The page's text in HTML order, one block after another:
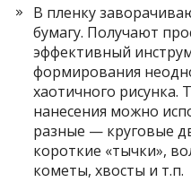
В пленку
бумагу. Получают
эффективный
формирования
хаотичного рисунка.
нанесения можно
разные — круговые
короткие «тычки»,
кометы, хвосты и т.п.